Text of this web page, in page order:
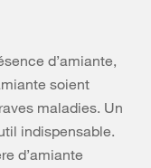
d’amiante,
soient
maladies. Un
indispensable.
d’amiante